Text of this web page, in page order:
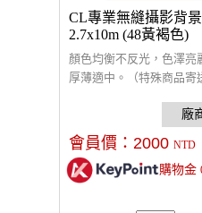
CL專業無縫攝影背
2.7x10m (48黃褐色)
顏色均衡不反光，色澤亮
厚薄適中。（特殊商品寄
會員價： 2000 NTD
購物金